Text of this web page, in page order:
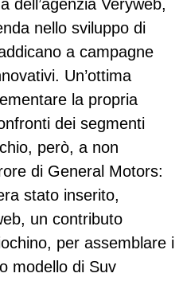
dell’agenzia Veryweb,
nello sviluppo di
a campagne
Un’ottima
la propria
dei segmenti
però, a non
di General Motors:
stato inserito,
un contributo
per assemblare i
modello di Suv